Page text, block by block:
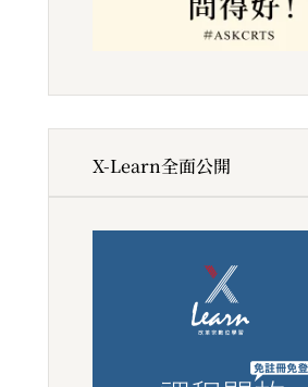
X-Learn全面公開